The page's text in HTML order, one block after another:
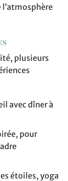
plusieurs
avec dîner à
pour
étoiles, yoga